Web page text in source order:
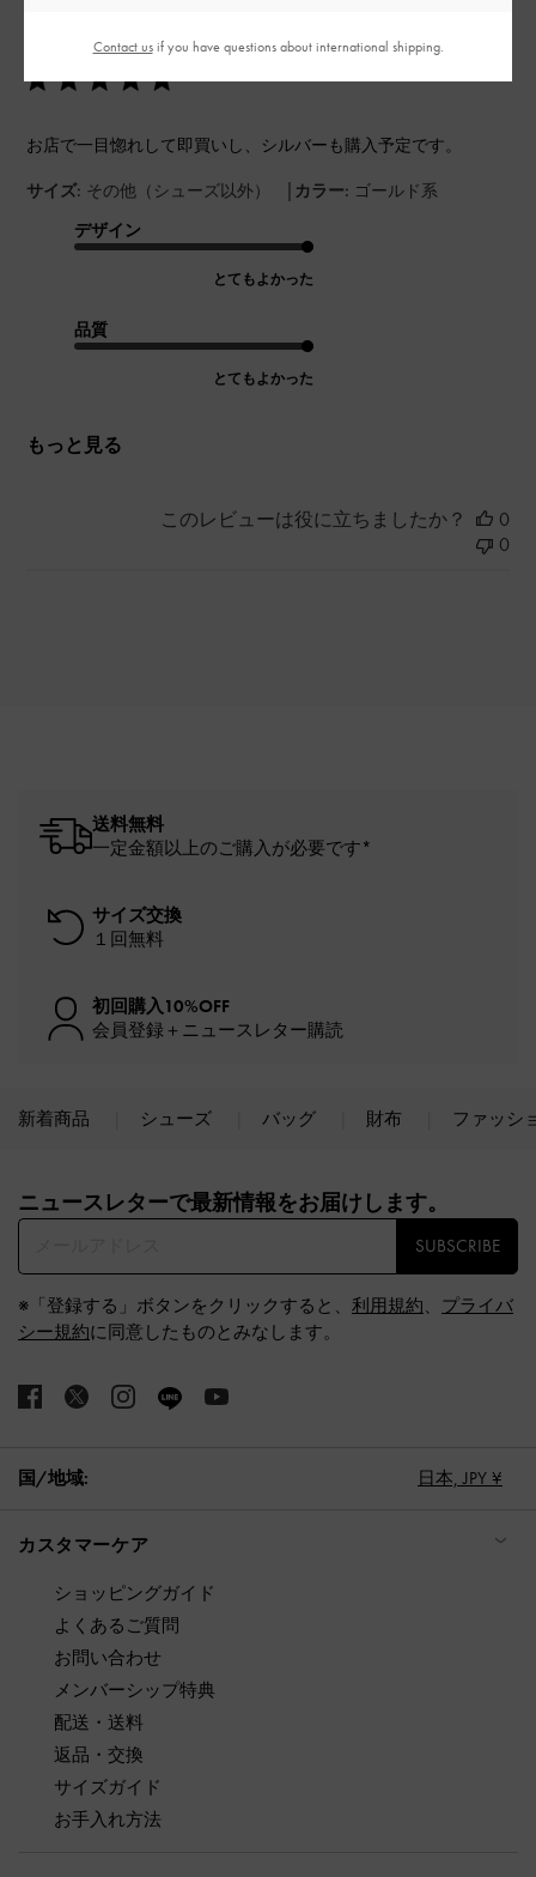
かっこいい
お店で一目惚れして即買いし、シルバーも購入予定です。
サイズ: その他（シューズ以外） | カラー: ゴールド系
デザイン
とてもよかった
品質
とてもよかった
もっと見る
このレビューは役に立ちましたか？
0
0
送料無料
一定金額以上のご購入が必要です*
サイズ交換
１回無料
初回購入10%OFF
会員登録＋ニュースレター購読
新着商品 シューズ バッグ 財布 ファッシ
ニュースレターで最新情報をお届けします。​
SUBSCRIBE
※「登録する」ボタンをクリックすると、 利用規約、 プライバ
シー規約に同意したものとみなします。
国/地域: 日本, JPY ¥
カスタマーケア
ショッピングガイド
よくあるご質問
お問い合わせ
メンバーシップ特典
配送・送料
返品・交換
サイズガイド
お手入れ方法
Contact usif you have questions about international shipping.